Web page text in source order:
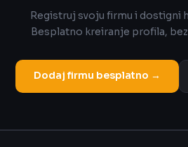
Registruj svoju firmu i dostigni
Besplatno kreiranje profila,
Dodaj firmu besplatno →